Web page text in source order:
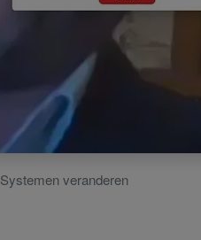
Systemen veranderen